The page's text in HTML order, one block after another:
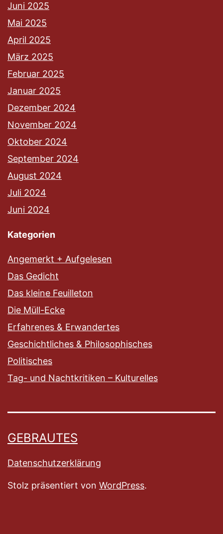
Juni 2025
Mai 2025
April 2025
März 2025
Februar 2025
Januar 2025
Dezember 2024
November 2024
Oktober 2024
September 2024
August 2024
Juli 2024
Juni 2024
Kategorien
Angemerkt + Aufgelesen
Das Gedicht
Das kleine Feuilleton
Die Müll-Ecke
Erfahrenes & Erwandertes
Geschichtliches & Philosophisches
Politisches
Tag- und Nachtkritiken – Kulturelles
GEBRAUTES
Datenschutzerklärung
Stolz präsentiert von WordPress.